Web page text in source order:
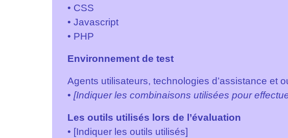
• CSS
• Javascript
• PHP
Environnement de test
Agents utilisateurs, technologies d’assistance et
• [Indiquer les combinaisons utilisées pour
Les outils utilisés lors de l’évaluation
• [Indiquer les outils utilisés]